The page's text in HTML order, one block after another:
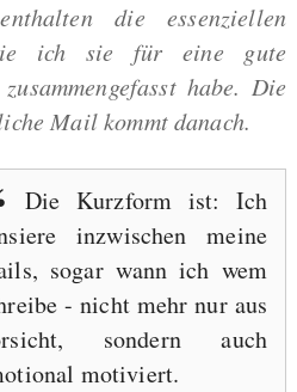
die essenziellen
ich sie für eine gute
habe. Die
Mail kommt danach.
Die Kurzform ist: Ich
inzwischen meine
sogar wann ich wem
- nicht mehr nur aus
sondern auch
motiviert.